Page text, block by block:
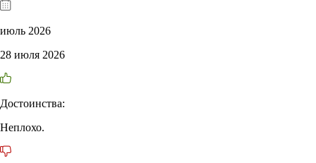
июль 2026
28 июля 2026
Достоинства:
Неплохо.